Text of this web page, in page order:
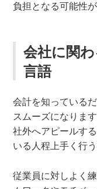
負担となる可能性が
会社に関
言語
会計を知っている
スムーズになりま
社外へアピールす
いる人程上手く行
従業員に対しよく